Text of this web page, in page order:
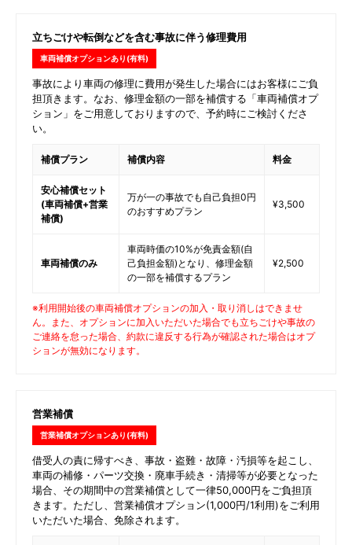
立ちごけや転倒などを含む事故に伴う修理費用
車両補償オプションあり(有料)
事故により車両の修理に費用が発生した場合にはお客様にご負
担頂きます。なお、修理金額の一部を補償する「車両補償オプ
ション」をご用意しておりますので、予約時にご検討くださ
い。
補償プラン 補償内容 料金
安心補償セット
(車両補償+営業
補償)
万が一の事故でも自己負担0円
のおすすめプラン
¥3,500
車両補償のみ
車両時価の10%が免責金額(自
己負担金額)となり、修理金額
の一部を補償するプラン
¥2,500
※利用開始後の車両補償オプションの加入・取り消しはできませ
ん。また、オプションに加入いただいた場合でも立ちごけや事故の
ご連絡を怠った場合、約款に違反する行為が確認された場合はオプ
ションが無効になります。
営業補償
営業補償オプションあり(有料)
借受人の責に帰すべき、事故・盗難・故障・汚損等を起こし、
車両の補修・パーツ交換・廃車手続き・清掃等が必要となった
場合、その期間中の営業補償として一律50,000円をご負担頂
きます。ただし、営業補償オプション(1,000円/1利用)をご利用
いただいた場合、免除されます。